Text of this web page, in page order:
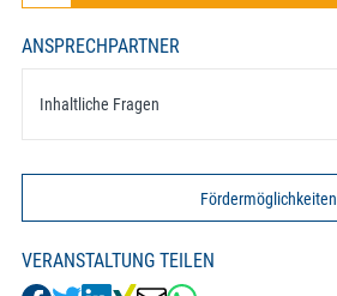
ANSPRECHPARTNER
Inhaltliche Fragen
Fördermöglichkeiten
VERANSTALTUNG TEILEN